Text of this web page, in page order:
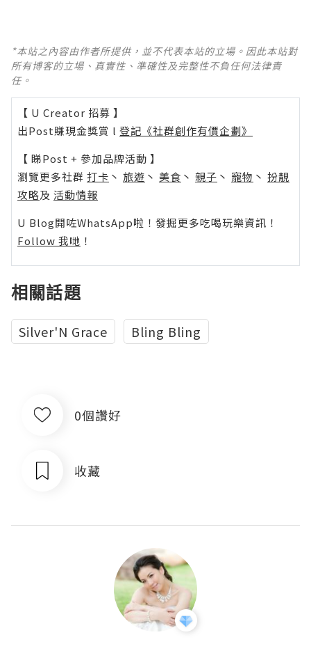
*本站之內容由作者所提供，並不代表本站的立場。因此本站對
所有博客的立場、真實性、準確性及完整性不負任何法律責
任。
【 U Creator 招募 】
出Post賺現金獎賞 l 登記《社群創作有價企劃》
【 睇Post + 參加品牌活動 】
瀏覽更多社群 打卡 丶 旅遊 丶 美食 丶 親子 丶 寵物 丶 扮靚
攻略及 活動情報
U Blog開咗WhatsApp啦！發掘更多吃喝玩樂資訊！
Follow 我哋 ！
相關話題
Silver'N Grace Bling Bling
0個讚好
收藏